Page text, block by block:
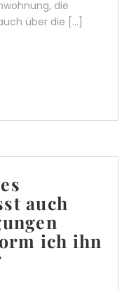
die
über die […]
auch
ich ihn